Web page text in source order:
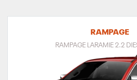
RAMPAGE
RAMPAGE LARAMIE 2.2